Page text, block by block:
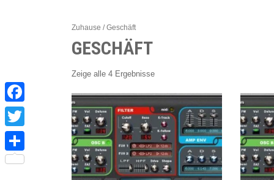
Zuhause / Geschäft
GESCHÄFT
Zeige alle 4 Ergebnisse
F
a
c
T
w
S